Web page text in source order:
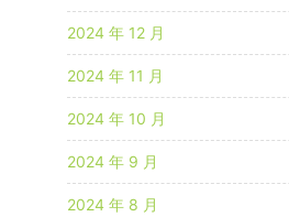
2024 年 12 月
2024 年 11 月
2024 年 10 月
2024 年 9 月
2024 年 8 月